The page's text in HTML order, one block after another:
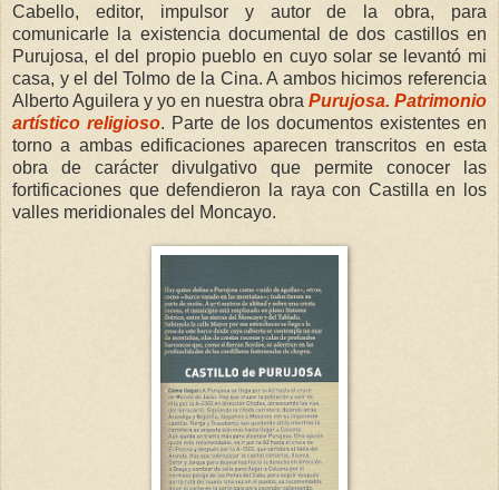
Cabello, editor, impulsor y autor de la obra, para
comunicarle la existencia documental de dos castillos en
Purujosa, el del propio pueblo en cuyo solar se levantó mi
casa, y el del Tolmo de la Cina. A ambos hicimos referencia
Alberto Aguilera y yo en nuestra obra Purujosa. Patrimonio
artístico religioso. Parte de los documentos existentes en
torno a ambas edificaciones aparecen transcritos en esta
obra de carácter divulgativo que permite conocer las
fortificaciones que defendieron la raya con Castilla en los
valles meridionales del Moncayo.